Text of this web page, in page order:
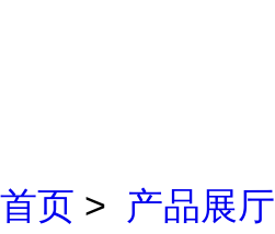
首页 > 产品展厅